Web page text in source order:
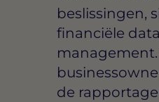
beslissingen,
financiële
de